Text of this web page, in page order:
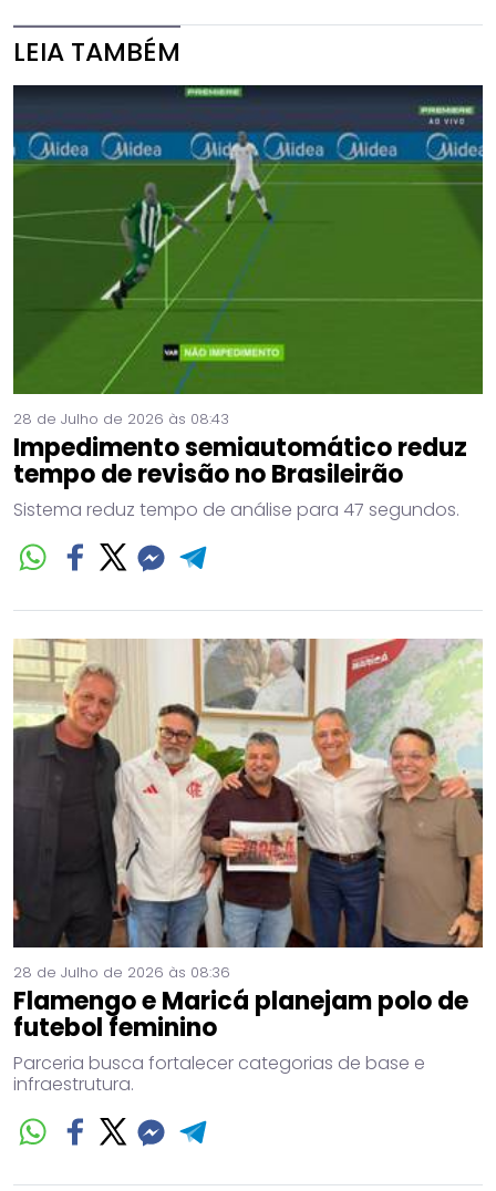
LEIA TAMBÉM
28 de Julho de 2026 às 08:43
Impedimento semiautomático reduz
tempo de revisão no Brasileirão
Sistema reduz tempo de análise para 47 segundos.
28 de Julho de 2026 às 08:36
Flamengo e Maricá planejam polo de
futebol feminino
Parceria busca fortalecer categorias de base e
infraestrutura.